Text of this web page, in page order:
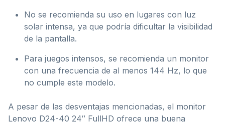
No se recomienda su uso en lugares con luz
solar intensa, ya que podría dificultar la visibilidad
de la pantalla.
Para juegos intensos, se recomienda un monitor
con una frecuencia de al menos 144 Hz, lo que
no cumple este modelo.
A pesar de las desventajas mencionadas, el monitor
Lenovo D24-40 24″ FullHD ofrece una buena